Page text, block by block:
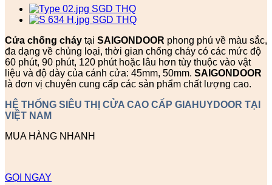
Cửa chống cháy tại SAIGONDOOR phong phú về màu sắc,
đa dạng về chủng loại, thời gian chống cháy có các mức độ
60 phút, 90 phút, 120 phút hoặc lâu hơn tùy thuộc vào vật
liệu và độ dày của cánh cửa: 45mm, 50mm. SAIGONDOOR
là đơn vị chuyên cung cấp các sản phẩm chất lượng cao.
HỆ THỐNG SIÊU THỊ CỬA CAO CẤP GIAHUYDOOR TẠI
VIỆT NAM
MUA HÀNG NHANH
GỌI NGAY